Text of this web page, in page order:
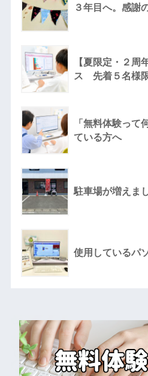
３年目へ。感謝
【夏限定・２周
ス 先着５名様
「無料体験って
ている方へ
駐車場が増えま
使用しているパ